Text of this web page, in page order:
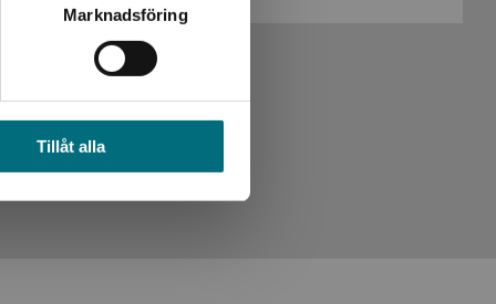
Marknadsföring
Tillåt alla